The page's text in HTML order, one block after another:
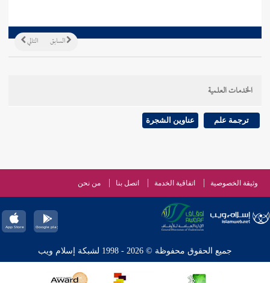
التالي السابق
الخدمات العلمية
ترجمة علم عناوين الشجرة
وثيقة الخصوصية اتفاقية الخدمة اتصل بنا من نحن
جميع الحقوق محفوظة © 2026 - 1998 لشبكة إسلام ويب